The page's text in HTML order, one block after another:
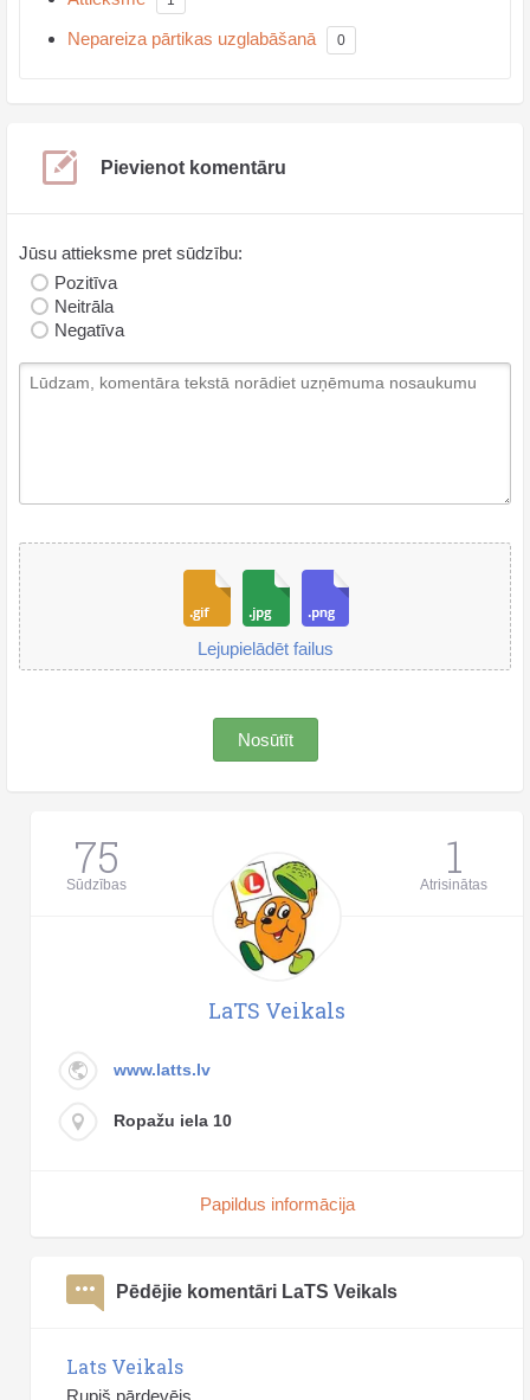
Nepareiza pārtikas uzglabāšanā 0
Pievienot komentāru
Jūsu attieksme pret sūdzību:
Pozitīva
Neitrāla
Negatīva
Lejupielādēt failus
Nosūtīt
75
Sūdzības 1
Atrisinātas
LaTS Veikals
www.latts.lv
Ropažu iela 10
Papildus informācija
Pēdējie komentāri LaTS Veikals
Lats Veikals
Rupjš pārdevējs